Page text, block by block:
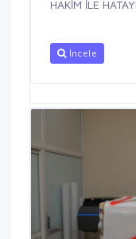
HAKİM İLE
İncele